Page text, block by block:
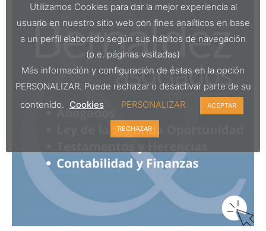
Utilizamos Cookies para dar la mejor experiencia al
usuario en nuestro sitio web con fines analíticos en base
a un perfil elaborado según sus hábitos de navegación
(p.e. páginas visitadas)
Más información y configuración de éstas en la opción
PERSONALIZAR. Puede rechazar o desactivar parte de su
contenido. Cookies PERSONALIZAR ACEPTAR
RECHAZAR